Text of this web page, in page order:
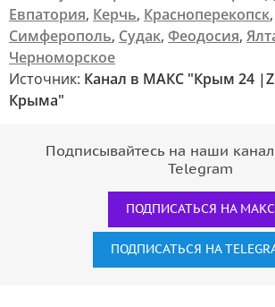
Евпатория, Керчь, Красноперекопск,
Симферополь, Судак, Феодосия,
Черноморское
Источник: Канал в МАКС "Крым 24
Крыма"
Подписывайтесь на наши
Telegram
ПОДПИСАТЬСЯ НА МАКС
ПОДПИСАТЬСЯ НА